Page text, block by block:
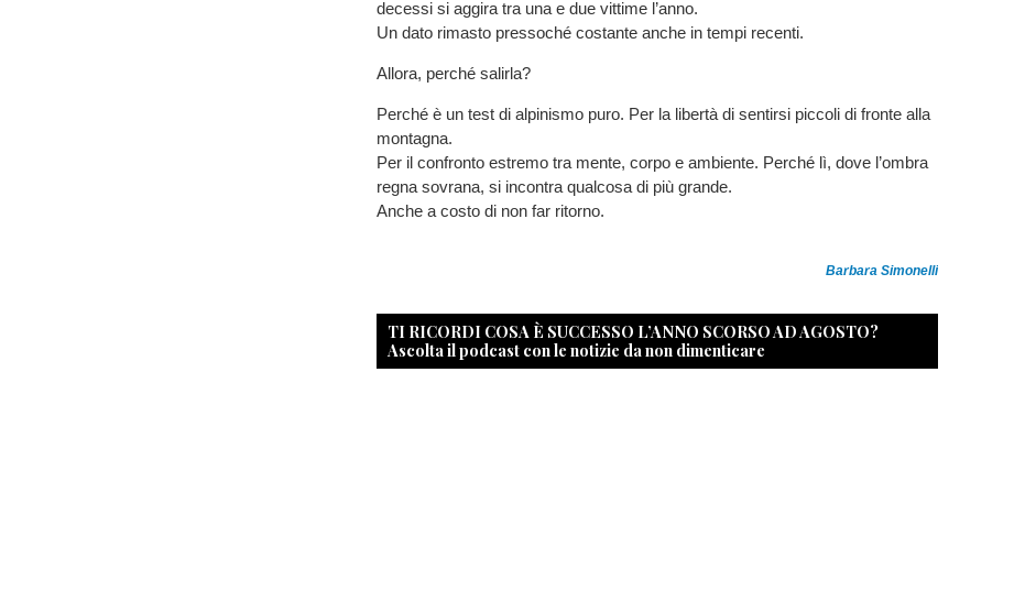
decessi si aggira tra una e due vittime l’anno.
Un dato rimasto pressoché costante anche in tempi recenti.
Allora, perché salirla?
Perché è un test di alpinismo puro. Per la libertà di sentirsi piccoli di fronte alla
montagna.
Per il confronto estremo tra mente, corpo e ambiente. Perché lì, dove l’ombra
regna sovrana, si incontra qualcosa di più grande.
Anche a costo di non far ritorno.
Barbara Simonelli
TI RICORDI COSA È SUCCESSO L’ANNO SCORSO AD AGOSTO?
Ascolta il podcast con le notizie da non dimenticare